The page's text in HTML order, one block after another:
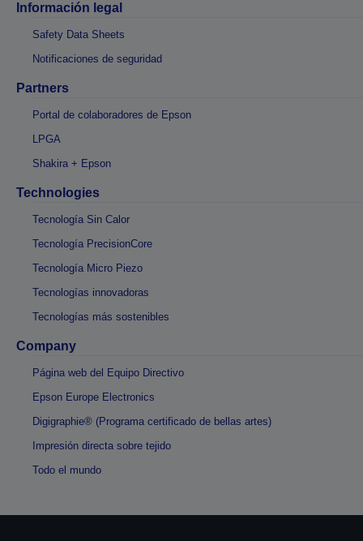
Información legal
Safety Data Sheets
Notificaciones de seguridad
Partners
Portal de colaboradores de Epson
LPGA
Shakira + Epson
Technologies
Tecnología Sin Calor
Tecnología PrecisionCore
Tecnología Micro Piezo
Tecnologías innovadoras
Tecnologías más sostenibles
Company
Página web del Equipo Directivo
Epson Europe Electronics
Digigraphie® (Programa certificado de bellas artes)
Impresión directa sobre tejido
Todo el mundo